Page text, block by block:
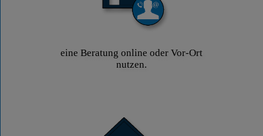
eine Beratung online oder Vor-Ort
nutzen.